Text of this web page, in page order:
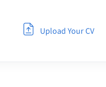
Upload Your CV